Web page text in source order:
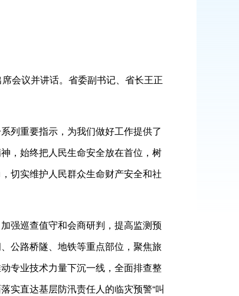
会议并讲话。省委副书记、省长王正
列重要指示，为我们做好工作提供了
，始终把人民生命安全放在首位，树
切实维护人民群众生命财产安全和社
强巡查值守和会商研判，提高监测预
公路桥隧、地铁等重点部位，聚焦旅
专业技术力量下沉一线，全面排查整
实直达基层防汛责任人的临灾预警“叫